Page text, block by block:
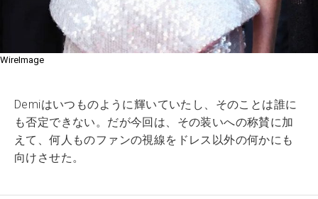
WireImage
Demiはいつものように輝いていたし、そのことは誰に
も否定できない。だが今回は、その装いへの称賛に加
えて、何人ものファンの視線をドレス以外の何かにも
向けさせた。